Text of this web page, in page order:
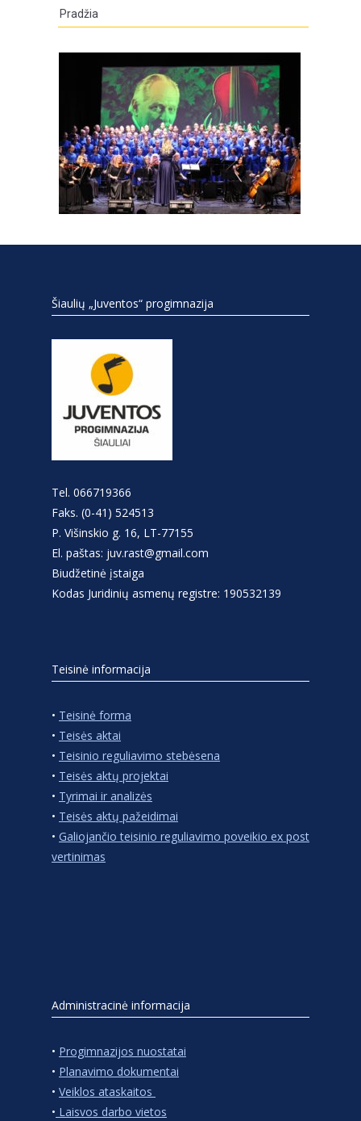
Pradžia
Šiaulių „Juventos“ progimnazija
Tel. 066719366
Faks. (0-41) 524513
P. Višinskio g. 16, LT-77155
El. paštas: juv.rast@gmail.com
Biudžetinė įstaiga
Kodas Juridinių asmenų registre: 190532139
Teisinė informacija
• Teisinė forma
• Teisės aktai
• Teisinio reguliavimo stebėsena
• Teisės aktų projektai
• Tyrimai ir analizės
• Teisės aktų pažeidimai
• Galiojančio teisinio reguliavimo poveikio ex post
vertinimas
Administracinė informacija
• Progimnazijos nuostatai
• Planavimo dokumentai
• Veiklos ataskaitos
• Laisvos darbo vietos